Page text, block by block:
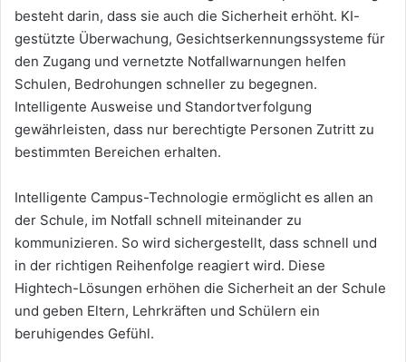
besteht darin, dass sie auch die Sicherheit erhöht. KI-
gestützte Überwachung, Gesichtserkennungssysteme für
den Zugang und vernetzte Notfallwarnungen helfen
Schulen, Bedrohungen schneller zu begegnen.
Intelligente Ausweise und Standortverfolgung
gewährleisten, dass nur berechtigte Personen Zutritt zu
bestimmten Bereichen erhalten.
Intelligente Campus-Technologie ermöglicht es allen an
der Schule, im Notfall schnell miteinander zu
kommunizieren. So wird sichergestellt, dass schnell und
in der richtigen Reihenfolge reagiert wird. Diese
Hightech-Lösungen erhöhen die Sicherheit an der Schule
und geben Eltern, Lehrkräften und Schülern ein
beruhigendes Gefühl.